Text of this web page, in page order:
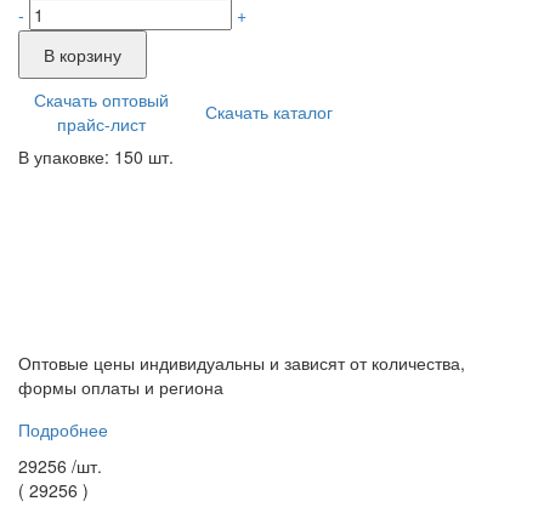
-
+
В корзину
Скачать оптовый
прайс-лист
Скачать каталог
В упаковке: 150 шт.
Оптовые цены индивидуальны и зависят от количества,
формы оплаты и региона
Подробнее
29256 /шт.
( 29256 )